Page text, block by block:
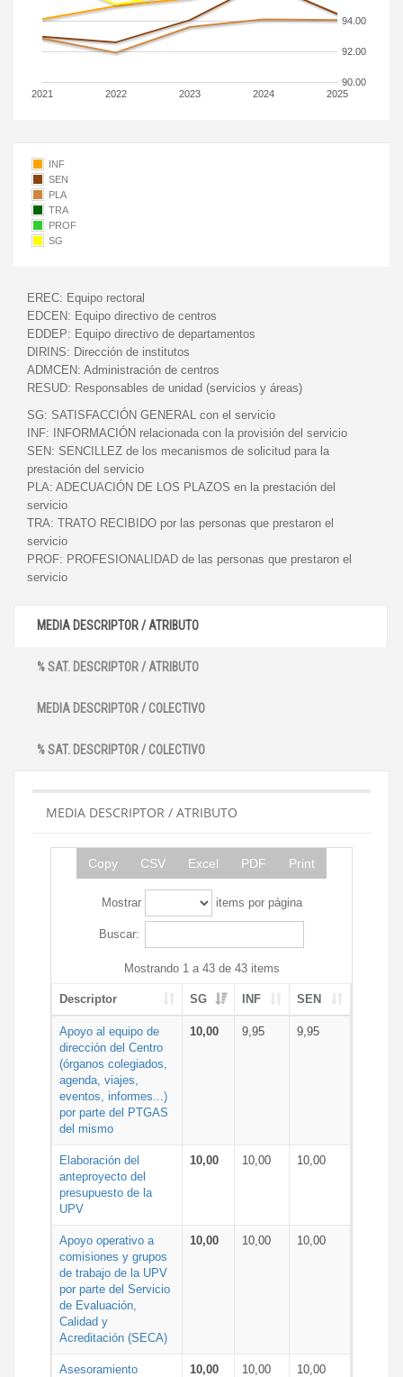
2021 2022 2023 2024 2025
90.00
92.00
94.00
INF
SEN
PLA
TRA
PROF
SG
EREC: Equipo rectoral
EDCEN: Equipo directivo de centros
EDDEP: Equipo directivo de departamentos
DIRINS: Dirección de institutos
ADMCEN: Administración de centros
RESUD: Responsables de unidad (servicios y áreas)
SG: SATISFACCIÓN GENERAL con el servicio
INF:
INFORMACIÓN relacionada con la provisión del servicio
SEN: SENCILLEZ de los mecanismos de solicitud para la
prestación del servicio
PLA: ADECUACIÓN DE LOS PLAZOS en la prestación del
servicio
TRA: TRATO RECIBIDO por las personas que prestaron el
servicio
PROF: PROFESIONALIDAD de las personas que prestaron el
servicio
MEDIA DESCRIPTOR / ATRIBUTO
% SAT. DESCRIPTOR / ATRIBUTO
MEDIA DESCRIPTOR / COLECTIVO
% SAT. DESCRIPTOR / COLECTIVO
MEDIA DESCRIPTOR / ATRIBUTO
Copy CSV Excel PDF Print
Mostrar items por página
Buscar:
Mostrando 1 a 43 de 43 items
Descriptor SG INF SEN
Apoyo al equipo de
dirección del Centro
(órganos colegiados,
agenda, viajes,
eventos, informes...)
por parte del PTGAS
del mismo
10,00 9,95 9,95
Elaboración del
anteproyecto del
presupuesto de la
UPV
10,00 10,00 10,00
Apoyo operativo a
comisiones y grupos
de trabajo de la UPV
por parte del Servicio
de Evaluación,
Calidad y
Acreditación (SECA)
10,00 10,00 10,00
Asesoramiento
10,00 10,00 10,00